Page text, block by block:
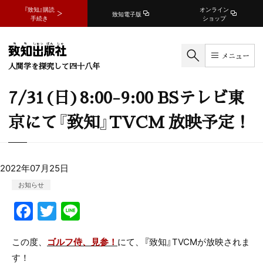
『致知』購読
手続き
致知電子版
オンライン
ショップ
人間学を探究して四十八年
メニュー
7/31(日)8:00-9:00 BSテレビ東
京にて『致知』TVCM 放映予定！
2022年07月25日
お知らせ
F
a
c
T
w
itte
この度、 ゴルフ侍、見参！ にて、『致知』TVCMが放映されま
す！